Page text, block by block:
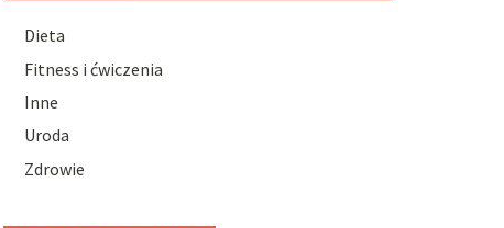
Dieta
Fitness i ćwiczenia
Inne
Uroda
Zdrowie